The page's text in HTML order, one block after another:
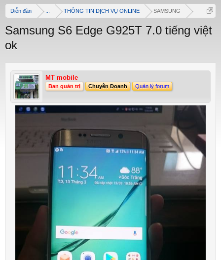
Diễn đàn THÔNG TIN DỊCH VỤ ONLINE SAMSUNG
Samsung S6 Edge G925T 7.0 tiếng việt
ok
MT mobile
Ban quản trị Chuyên Doanh Quản lý forum